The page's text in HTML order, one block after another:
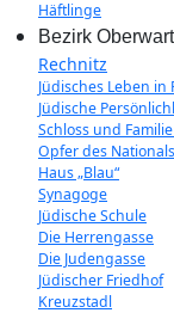
Häftlinge
Bezirk Oberwart
Rechnitz
Jüdisches Leben in
Jüdische
Schloss und
Opfer des
Haus „Blau“
Synagoge
Jüdische Schule
Die Herrengasse
Die Judengasse
Jüdischer Friedhof
Kreuzstadl